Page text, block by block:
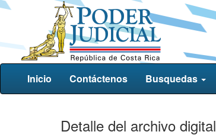
Inicio Contáctenos Busquedas
Detalle del archivo digital